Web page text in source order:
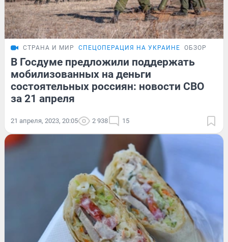
СТРАНА И МИР СПЕЦОПЕРАЦИЯ НА УКРАИНЕ ОБЗОР
В Госдуме предложили поддержать
мобилизованных на деньги
состоятельных россиян: новости СВО
за 21 апреля
21 апреля, 2023, 20:05 2 938 15